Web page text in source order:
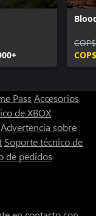
Pass Accesorios
de XBOX
Advertencia sobre
Soporte técnico de
de pedidos